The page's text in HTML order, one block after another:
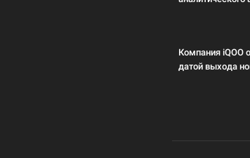
Компания iQOO
датой выхода